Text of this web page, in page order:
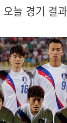
늘 경기 결